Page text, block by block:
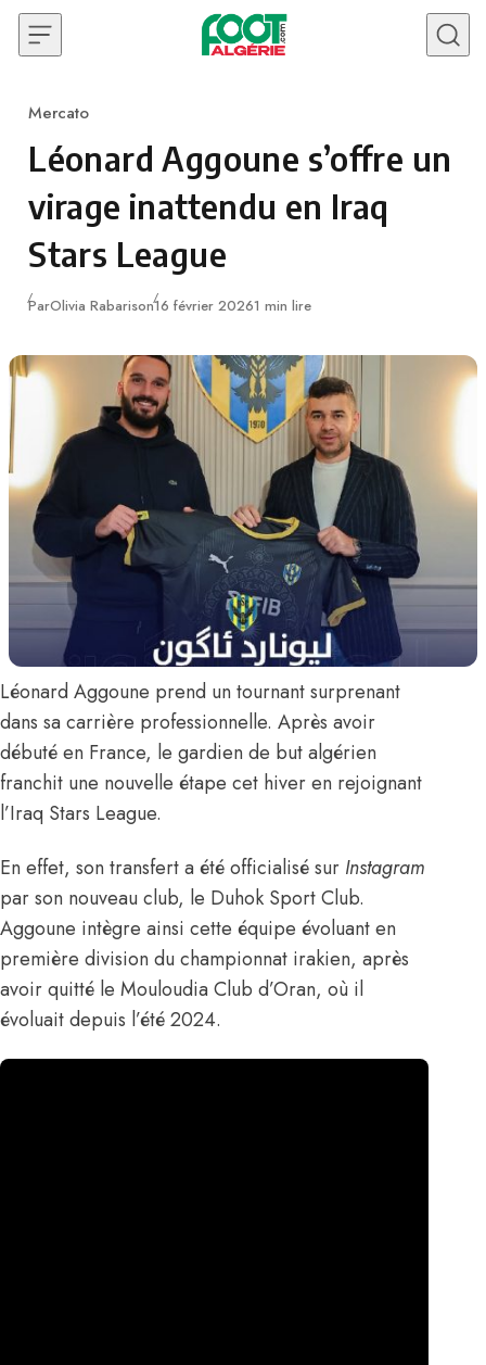
Skip to content
Category
Mercato
Léonard Aggoune s’offre un
virage inattendu en Iraq
Stars League
ParOlivia RabarisonPublié
16 février 20261 min lire
Léonard Aggoune prend un tournant surprenant
dans sa carrière professionnelle. Après avoir
débuté en France, le gardien de but algérien
franchit une nouvelle étape cet hiver en rejoignant
l’Iraq Stars League.
En effet, son transfert a été officialisé sur Instagram
par son nouveau club, le Duhok Sport Club.
Aggoune intègre ainsi cette équipe évoluant en
première division du championnat irakien, après
avoir quitté le Mouloudia Club d’Oran, où il
évoluait depuis l’été 2024.